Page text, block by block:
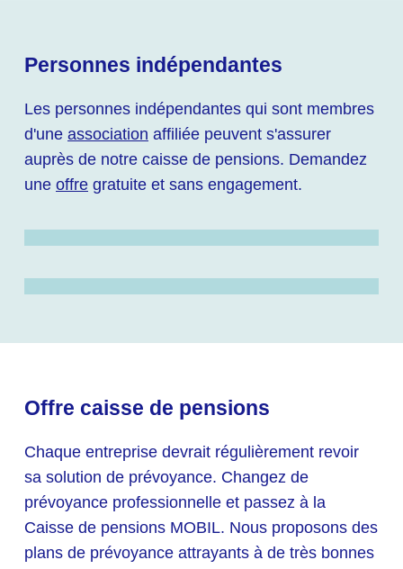
Personnes indépendantes
Les personnes indépendantes qui sont membres
d'une association affiliée peuvent s'assurer
auprès de notre caisse de pensions. Demandez
une offre gratuite et sans engagement.
Offre caisse de pensions
Chaque entreprise devrait régulièrement revoir
sa solution de prévoyance. Changez de
prévoyance professionnelle et passez à la
Caisse de pensions MOBIL. Nous proposons des
plans de prévoyance attrayants à de très bonnes